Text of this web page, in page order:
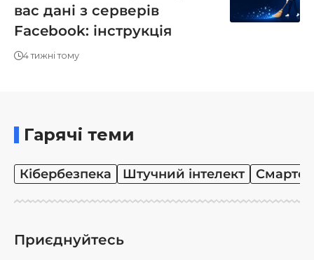
вас дані з серверів
Facebook: інструкція
4 тижні тому
Гарячі теми
Кібербезпека Штучний інтелект
Приєднуйтесь